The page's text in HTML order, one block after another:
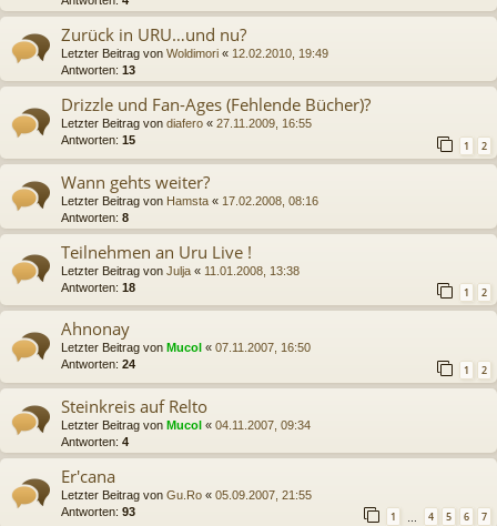
Zurück in URU…und nu?
Letzter Beitrag von Woldimori « 12.02.2010, 19:49
Antworten: 13
Drizzle und Fan-Ages (Fehlende Bücher)?
Letzter Beitrag von diafero « 27.11.2009, 16:55
Antworten: 15 1 2
Wann gehts weiter?
Letzter Beitrag von Hamsta « 17.02.2008, 08:16
Antworten: 8
Teilnehmen an Uru Live !
Letzter Beitrag von Julja « 11.01.2008, 13:38
Antworten: 18 1 2
Ahnonay
Letzter Beitrag von Mucol « 07.11.2007, 16:50
Antworten: 24 1 2
Steinkreis auf Relto
Letzter Beitrag von Mucol « 04.11.2007, 09:34
Antworten: 4
Er'cana
Letzter Beitrag von Gu.Ro « 05.09.2007, 21:55
Antworten: 93 1 … 4 5 6 7